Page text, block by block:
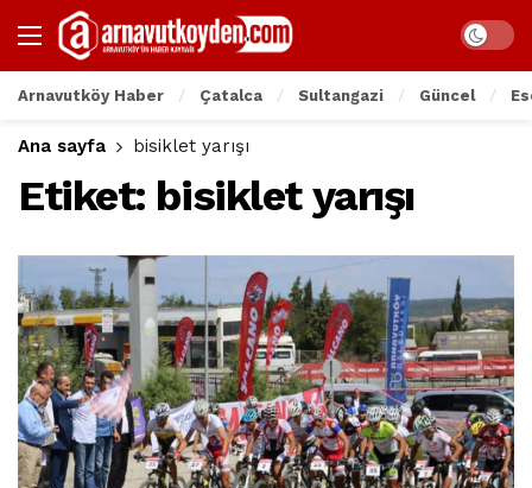
Arnavutköy Haber Çatalca Sultangazi Güncel
Ana sayfa bisiklet yarışı
Etiket: bisiklet yarışı